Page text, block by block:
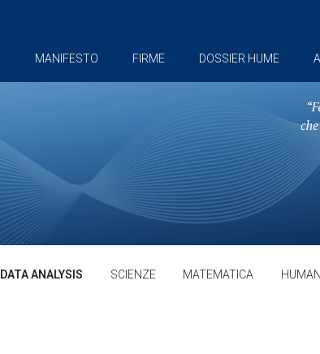
MANIFESTO FIRME DOSSIER HUME
DATA ANALYSIS SCIENZE MATEMATICA